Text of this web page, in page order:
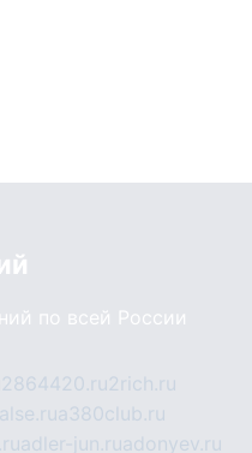
по всей России
2864420.ru2rich.ru
a380club.ru
adler-jun.ruadonyev.ru